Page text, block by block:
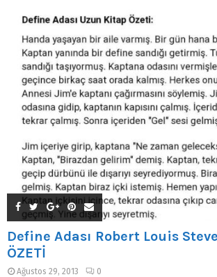
Define Adası Robert Louis
ÖZETİ
Ağustos 29, 2013 0